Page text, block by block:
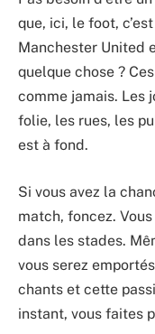
que, ici, le foot,
Manchester United
quelque chose ?
comme jamais. Les
folie, les rues, les
est à fond.
Si vous avez la
match, foncez. Vous
dans les stades.
vous serez
chants et cette
instant, vous faites